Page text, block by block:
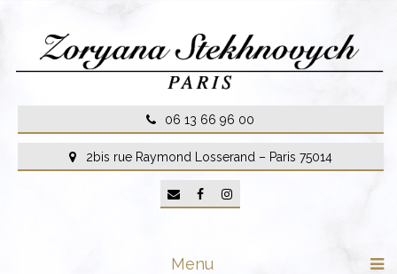
content
06 13 66 96 00
2bis rue Raymond Losserand – Paris 75014
Menu